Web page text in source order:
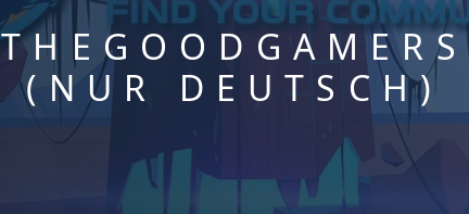
THEGOODGAMERS
(NUR DEUTSCH)